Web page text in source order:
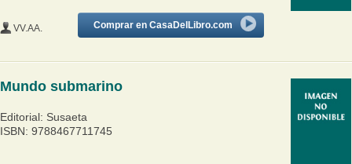
Comprar en CasaDelLibro.com
VV.AA.
Mundo submarino
Editorial: Susaeta
ISBN: 9788467711745